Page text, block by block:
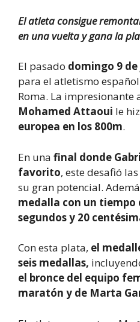
El atleta consigue
en una vuelta y gana la
El pasado domingo 9
para el atletismo
Roma. La impresionante
Mohamed Attaoui le
europea en los 800m.
En una final donde
favorito, este desafió
su gran potencial.
medalla con un tiempo
segundos y 20
Con esta plata, el
seis medallas,
el bronce del equipo
maratón y de Marta